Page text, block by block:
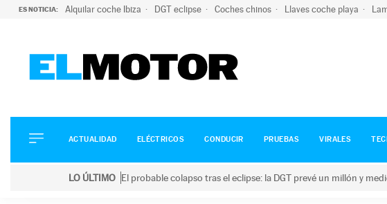
ES NOTICIA: Alquilar coche Ibiza DGT eclipse Coches chinos Llaves coche playa
ELÉCTRICOS
CONDUCIR
ACTUALIDAD ELÉCTRICOS CONDUCIR PRUEBAS VIRALES
LO ÚLTIMO El probable colapso tras el eclipse: la DGT prevé un millón y